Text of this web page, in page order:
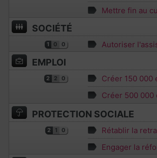
Mettre fin au
SOCIÉTÉ
1 0 0 Autoriser
EMPLOI
2 2 0
Créer 150 000
Créer 500 000
PROTECTION SOCIALE
2 1 0
Rétablir la
Engager la